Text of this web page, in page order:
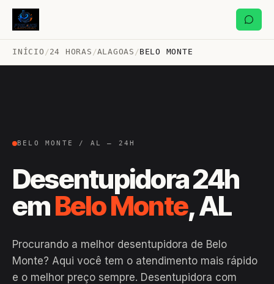
INÍCIO /24 HORAS /ALAGOAS /BELO MONTE
BELO MONTE / AL — 24H
Desentupidora 24h
emBelo Monte, AL
Procurando a melhor desentupidora de Belo
Monte? Aqui você tem o atendimento mais rápido
e o melhor preço sempre. Desentupidora com